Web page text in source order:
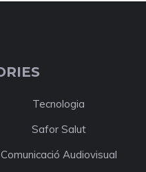
Tecnologia
Safor Salut
Comunicació Audiovisual